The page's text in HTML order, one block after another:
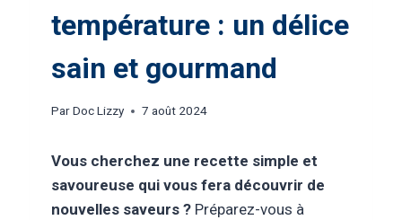
température : un délice
sain et gourmand
Par Doc Lizzy 7 août 2024
Vous cherchez une recette simple et
savoureuse qui vous fera découvrir de
nouvelles saveurs ? Préparez-vous à